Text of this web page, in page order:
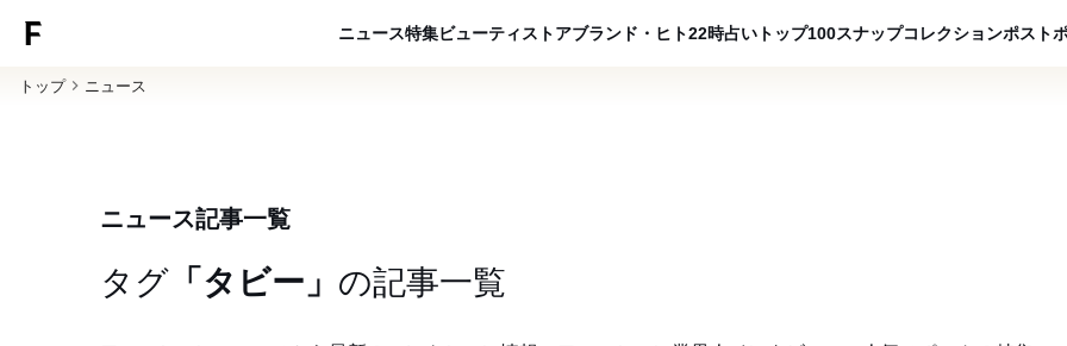
ニュース特集ビューティ ストアブランド・ヒト22時占い トップ100スナップコレクションポスト
トップ ニュース
ニュース記事一覧
タグ 「タビー」 の記事一覧